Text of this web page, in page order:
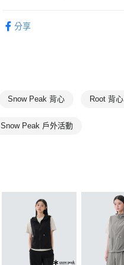
Snow Peak韓系 🈹季末折扣↘
分享
Snow Peak 背心 Root 背心
Snow Peak 戶外活動